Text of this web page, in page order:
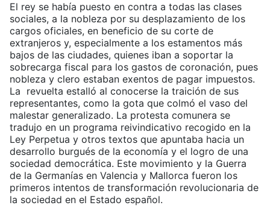
El rey se había puesto en contra a todas las clases
sociales, a la nobleza por su desplazamiento de los
cargos oficiales, en beneficio de su corte de
extranjeros y, especialmente a los estamentos más
bajos de las ciudades, quienes iban a soportar la
sobrecarga fiscal para los gastos de coronación, pues
nobleza y clero estaban exentos de pagar impuestos.
La revuelta estalló al conocerse la traición de sus
representantes, como la gota que colmó el vaso del
malestar generalizado. La protesta comunera se
tradujo en un programa reivindicativo recogido en la
Ley Perpetua y otros textos que apuntaba hacia un
desarrollo burgués de la economía y el logro de una
sociedad democrática. Este movimiento y la Guerra
de la Germanías en Valencia y Mallorca fueron los
primeros intentos de transformación revolucionaria de
la sociedad en el Estado español.